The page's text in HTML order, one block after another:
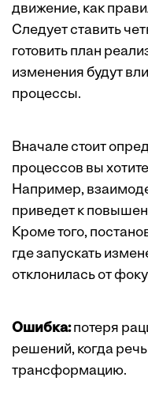
движение, как
Следует ставить
готовить план
изменения будут
процессы.
Вначале стоит
процессов вы
Например,
приведет к
Кроме того,
где запускать
отклонилась от
Ошибка:потеря
решений, когда
трансформацию.